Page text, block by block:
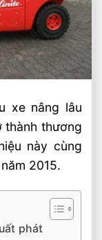
xe nâng lâu
thành thương
này cùng
2015.
phát